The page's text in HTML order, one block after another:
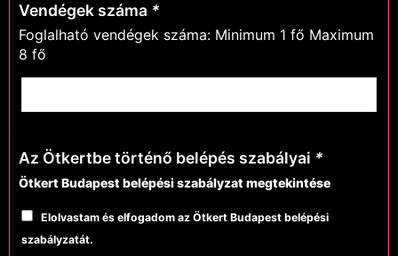
Vendégek száma *
Foglalható vendégek száma: Minimum 1 fő Maximum
8 fő
Az Ötkertbe történő belépés szabályai *
Ötkert Budapest belépési szabályzat megtekintése
Elolvastam és elfogadom az Ötkert Budapest belépési
szabályzatát.